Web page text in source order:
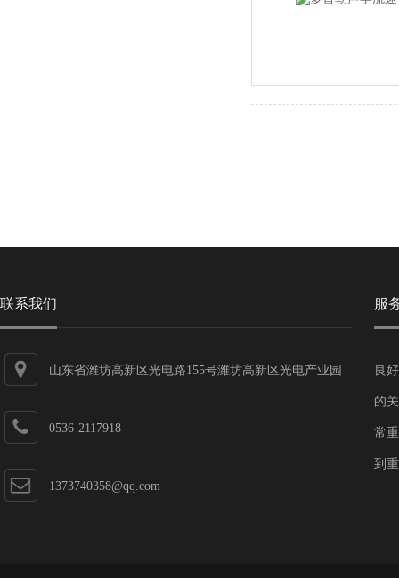
联系我们
山东省潍坊高新区光电路155号潍坊高新区光电产业园
0536-2117918
1373740358@qq.com
服
良
的
常
到